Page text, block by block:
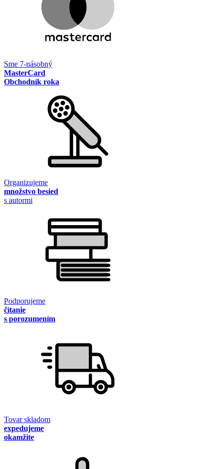
Sme 7-násobný
MasterCard
Obchodník roka
Organizujeme
množstvo besied
s autormi
Podporujeme
čítanie
s porozumením
Tovar skladom
expedujeme
okamžite